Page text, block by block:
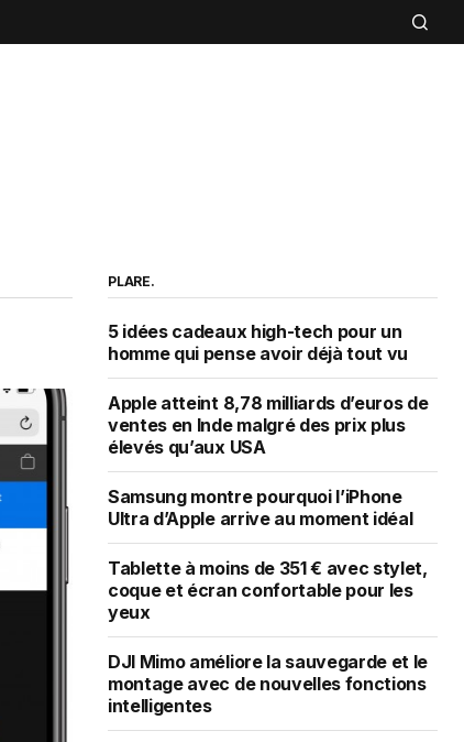
PLARE.
5 idées cadeaux high-tech pour un
homme qui pense avoir déjà tout vu
Apple atteint 8,78 milliards d’euros de
ventes en Inde malgré des prix plus
élevés qu’aux USA
Samsung montre pourquoi l’iPhone
Ultra d’Apple arrive au moment idéal
Tablette à moins de 351 € avec stylet,
coque et écran confortable pour les
yeux
DJI Mimo améliore la sauvegarde et le
montage avec de nouvelles fonctions
intelligentes